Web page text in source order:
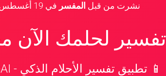
نشرت من قبل المفسر في 19 أغسطس، 2023
لحلمك الآن
📱 تطبيق تفسير الأحلام الذكي - DreamAI 🚀